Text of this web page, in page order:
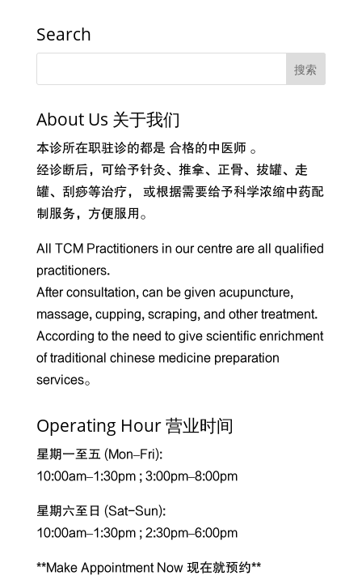
Search
About Us 关于我们
本诊所在职驻诊的都是 合格的中医师 。
经诊断后，可给予针灸、推拿、正骨、拔罐、走
罐、刮痧等治疗， 或根据需要给予科学浓缩中药配
制服务，方便服用。
All TCM Practitioners in our centre are all qualified
practitioners.
After consultation, can be given acupuncture,
massage, cupping, scraping, and other treatment.
According to the need to give scientific enrichment
of traditional chinese medicine preparation
services。
Operating Hour 营业时间
星期一至五 (Mon–Fri):
10:00am–1:30pm ; 3:00pm–8:00pm
星期六至日 (Sat-Sun):
10:00am–1:30pm ; 2:30pm–6:00pm
**Make Appointment Now 现在就预约**